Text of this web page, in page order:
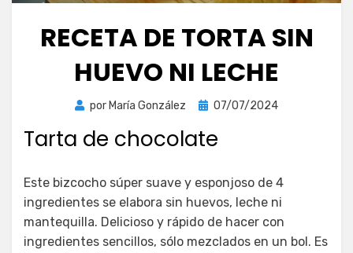
RECETA DE TORTA SIN
HUEVO NI LECHE
por María González
Publicada
07/07/2024
Tarta de chocolate
Este bizcocho súper suave y esponjoso de 4
ingredientes se elabora sin huevos, leche ni
mantequilla. Delicioso y rápido de hacer con
ingredientes sencillos, sólo mezclados en un bol. Es